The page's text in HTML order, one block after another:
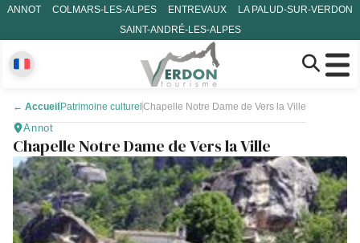
ANNOT COLMARS-LES-ALPES ENTREVAUX
LA PALUD-SUR-VERDON
SAINT-ANDRÉ-LES-ALPES
← Accueil Patrimoine culturel Chapelle Notre Dame de Vers la Ville
Annot
Chapelle Notre Dame de Vers la Ville